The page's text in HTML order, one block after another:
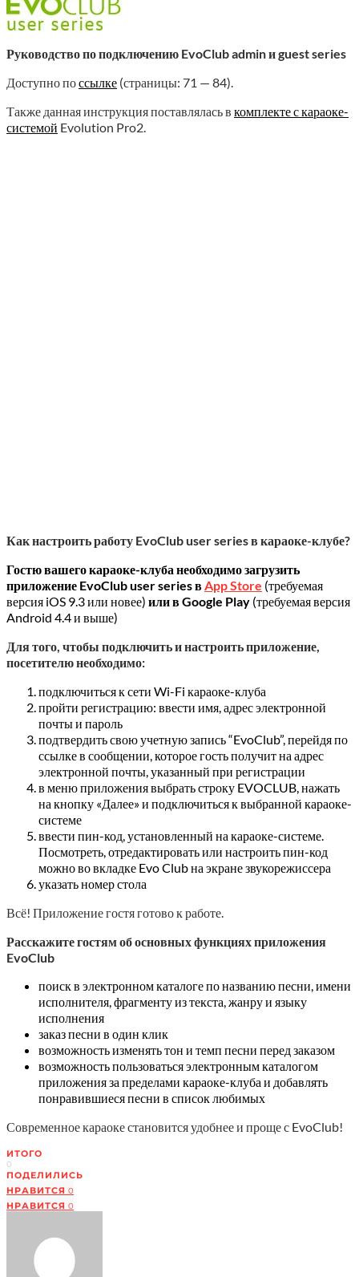
Руководство по подключению EvoClub admin и guest series
Доступно поссылке (страницы: 71 — 84).
Также данная инструкция поставлялась в комплекте с караоке-
системой Evolution Pro2.
Как настроить работу EvoClub user series в караоке-клубе?
Гостю вашего караоке-клуба необходимо загрузить
приложение EvoClub user series вApp Store (требуемая
версия iOS 9.3 или новее) или вGoogle Play (требуемая версия
Android 4.4 и выше)
Для того, чтобы подключить и настроить приложение,
посетителю необходимо:
подключиться к сети Wi-Fi караоке-клуба
пройти регистрацию: ввести имя, адрес электронной
почты и пароль
подтвердить свою учетную запись “EvoClub”, перейдя по
ссылке в сообщении, которое гость получит на адрес
электронной почты, указанный при регистрации
в меню приложения выбрать строку EVOCLUB, нажать
на кнопку «Далее» и подключиться к выбранной караоке-
системе
ввести пин-код, установленный на караоке-системе.
Посмотреть, отредактировать или настроить пин-код
можно во вкладке Evo Club на экране звукорежиссера
указать номер стола
Всё! Приложение гостя готово к работе.
Расскажите гостям об основных функциях приложения
EvoClub
поиск в электронном каталоге по названию песни, имени
исполнителя, фрагменту из текста, жанру и языку
исполнения
заказ песни в один клик
возможность изменять тон и темп песни перед заказом
возможность пользоваться электронным каталогом
приложения за пределами караоке-клуба и добавлять
понравившиеся песни в список любимых
Современное караоке становится удобнее и проще с EvoClub!
ИТОГО
0
ПОДЕЛИЛИСЬ
НРАВИТСЯ 0
НРАВИТСЯ 0